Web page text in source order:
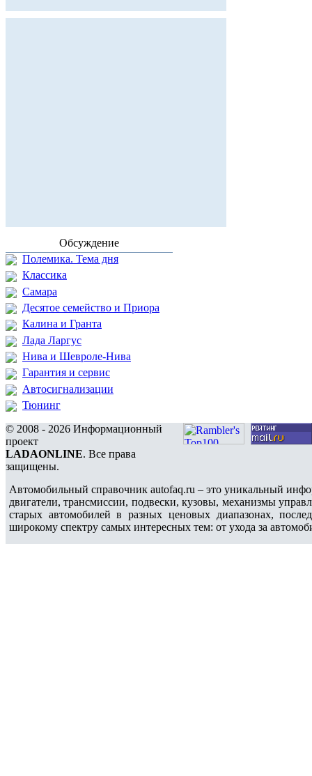
Обсуждение
Полемика. Тема дня
Классика
Самара
Десятое семейство и Приора
Калина и Гранта
Лада Ларгус
Нива и Шевроле-Нива
Гарантия и сервис
Автосигнализации
Тюнинг
© 2008 - 2026 Информационный
проект
LADAONLINE. Все права
защищены.
Автомобильный справочник autofaq.ru – это уникальный
двигатели, трансмиссии, подвески, кузовы, механизмы
старых автомобилей в разных ценовых диапазонах,
широкому спектру самых интересных тем: от ухода за